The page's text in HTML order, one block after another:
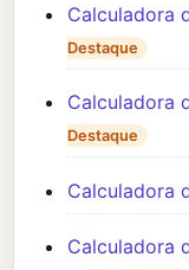
Calculadora
Destaque
Calculadora
Destaque
Calculadora
Calculadora